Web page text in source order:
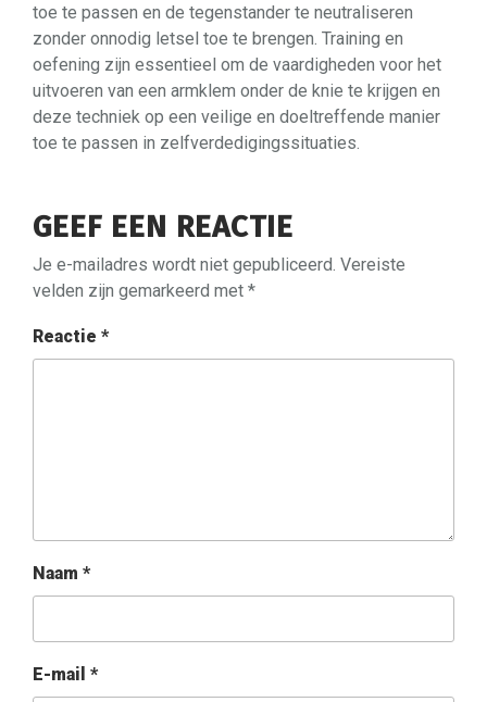
toe te passen en de tegenstander te neutraliseren
zonder onnodig letsel toe te brengen. Training en
oefening zijn essentieel om de vaardigheden voor het
uitvoeren van een armklem onder de knie te krijgen en
deze techniek op een veilige en doeltreffende manier
toe te passen in zelfverdedigingssituaties.
GEEF EEN REACTIE
Je e-mailadres wordt niet gepubliceerd. Vereiste
velden zijn gemarkeerd met *
Reactie *
Naam *
E-mail *